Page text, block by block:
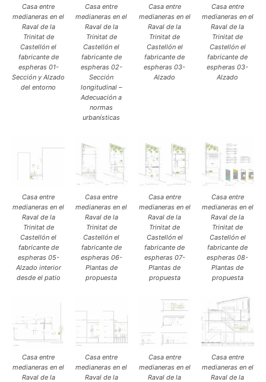
Casa entre
medianeras en el
Raval de la
Trinitat de
Castellón el
fabricante de
espheras 01-
Sección y Alzado
del entorno
Casa entre
medianeras en el
Raval de la
Trinitat de
Castellón el
fabricante de
espheras 02-
Sección
longitudinal –
Adecuación a
normas
urbanísticas
Casa entre
medianeras en el
Raval de la
Trinitat de
Castellón el
fabricante de
espheras 03-
Alzado
Casa entre
medianeras en el
Raval de la
Trinitat de
Castellón el
fabricante de
espheras 03-
Alzado
Casa entre
medianeras en el
Raval de la
Trinitat de
Castellón el
fabricante de
espheras 05-
Alzado interior
desde el patio
Casa entre
medianeras en el
Raval de la
Trinitat de
Castellón el
fabricante de
espheras 06-
Plantas de
propuesta
Casa entre
medianeras en el
Raval de la
Trinitat de
Castellón el
fabricante de
espheras 07-
Plantas de
propuesta
Casa entre
medianeras en el
Raval de la
Trinitat de
Castellón el
fabricante de
espheras 08-
Plantas de
propuesta
Casa entre
medianeras en el
Raval de la
Casa entre
medianeras en el
Raval de la
Casa entre
medianeras en el
Raval de la
Casa entre
medianeras en el
Raval de la